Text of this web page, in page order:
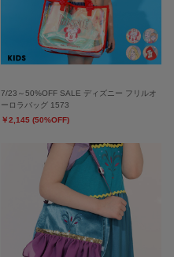
7/23～50%OFF SALE ディズニー フリルオ
ーロラバッグ 1573
￥2,145 (50%OFF)